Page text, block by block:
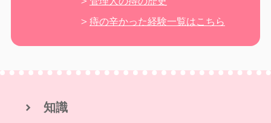
痔の辛かった経験一覧はこちら
知識